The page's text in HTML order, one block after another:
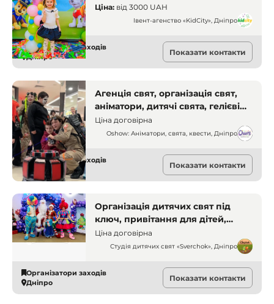
агенство «KidCity», Дніпро
Ціна: від 3000 UAH
Івент-агенство «KidCity», Дніпро
Організатори заходів
Дніпро
Показати контакти
Агенція свят, організація свят,
аніматори, дитячі свята, гелієві
кульки, квест-кімнати,
організація днів народжень
Ціна договірна
Oshow: Аніматори, свята, квести, Дніпро
Організатори заходів
Дніпро
Показати контакти
Організація дитячих свят під
ключ, привітання для дітей,
дитяче свято, організація свят,
свято для дітей
Ціна договірна
Студія дитячих свят «Sverchok», Дніпро
Організатори заходів
Дніпро
Показати контакти